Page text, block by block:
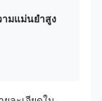
ามแม่นยําสูง